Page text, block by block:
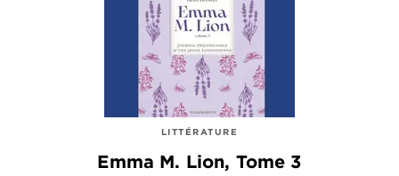
LITTÉRATURE
Emma M. Lion, Tome 3